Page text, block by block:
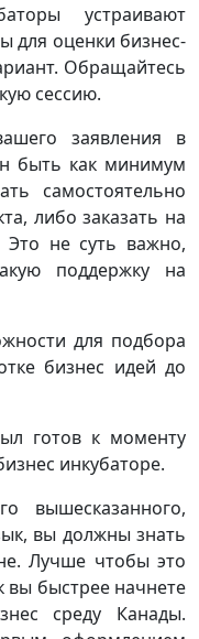
устраивают
для оценки бизнес-
Обращайтесь
сессию.
заявления в
быть как минимум
самостоятельно
либо заказать на
Это не суть важно,
поддержку на
для подбора
бизнес идей до
готов к моменту
инкубаторе.
вышесказанного,
вы должны знать
Лучше чтобы это
вы быстрее начнете
среду Канады.